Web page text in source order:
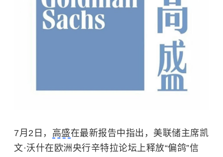
7月2日， 高盛在最新报告中指出，美联储主席凯
文·沃什在欧洲央行辛特拉论坛上释放“偏鸽”信